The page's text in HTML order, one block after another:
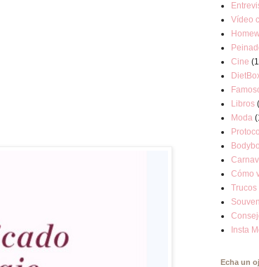
Vídeo
Cine
Libros
Moda
Cómo
Trucos
Insta
Echa un